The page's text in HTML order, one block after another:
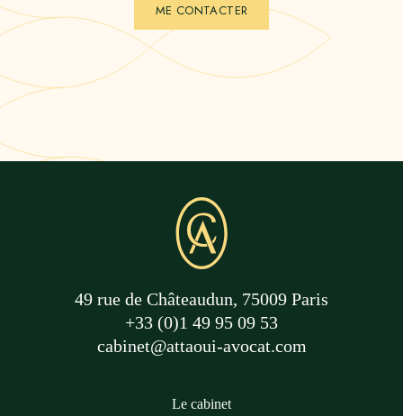
ME CONTACTER
49 rue de Châteaudun, 75009 Paris
+33 (0)1 49 95 09 53
cabinet@attaoui-avocat.com
Le cabinet